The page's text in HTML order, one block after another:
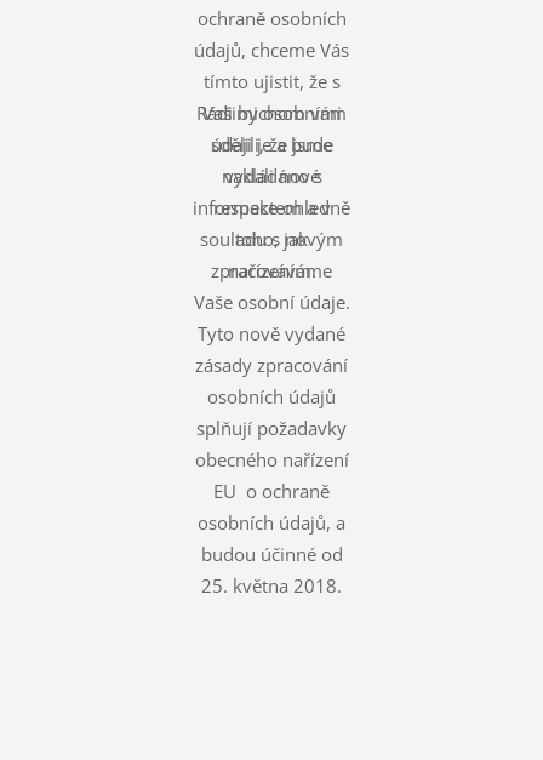
ochraně osobních
údajů, chceme Vás
tímto ujistit, že s
Vašimi osobními
údaji je a bude
nakládáno s
respektem a v
souladu s novým
nařízením.
Rádi bychom vám
sdělili, že jsme
vydali nové
informace ohledně
toho, jak
zpracováváme
Vaše osobní údaje.
Tyto nově vydané
zásady zpracování
osobních údajů
splňují požadavky
obecného nařízení
EU o ochraně
osobních údajů, a
budou účinné od
25. května 2018.